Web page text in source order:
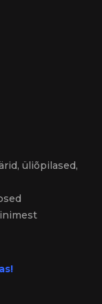
üliõpilased,